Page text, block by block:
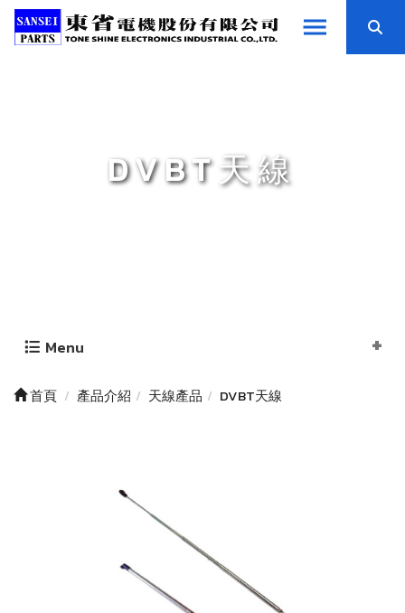
DVBT天線
Menu
首頁 產品介紹 天線產品 DVBT天線